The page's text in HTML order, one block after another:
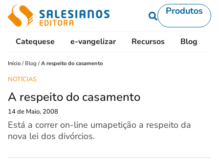
Produtos
Catequese e-vangelizar Recursos Blog
Início / Blog /A respeito do casamento
NOTÍCIAS
A respeito do casamento
14 de Maio, 2008
Está a correr on-line umapetição a respeito da
nova lei dos divórcios.